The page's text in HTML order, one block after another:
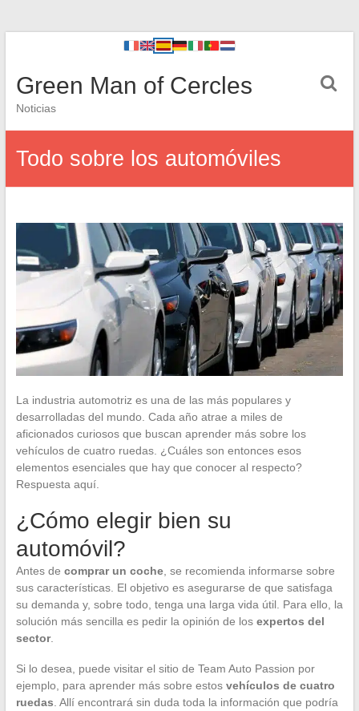
Green Man of Cercles
Noticias
Todo sobre los automóviles
La industria automotriz es una de las más populares y
desarrolladas del mundo. Cada año atrae a miles de
aficionados curiosos que buscan aprender más sobre los
vehículos de cuatro ruedas. ¿Cuáles son entonces esos
elementos esenciales que hay que conocer al respecto?
Respuesta aquí.
¿Cómo elegir bien su
automóvil?
Antes de comprar un coche, se recomienda informarse sobre
sus características. El objetivo es asegurarse de que satisfaga
su demanda y, sobre todo, tenga una larga vida útil. Para ello, la
solución más sencilla es pedir la opinión de los expertos del
sector.
Si lo desea, puede visitar el sitio de Team Auto Passion por
ejemplo, para aprender más sobre estos vehículos de cuatro
ruedas . Allí encontrará sin duda toda la información que podría